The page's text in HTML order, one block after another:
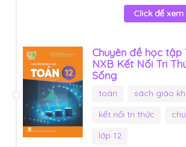
Click để
Chuyên đề học tập
NXB Kết Nối Tri
Sống
toán
sách giáo
kết nối tri thức
lớp 12